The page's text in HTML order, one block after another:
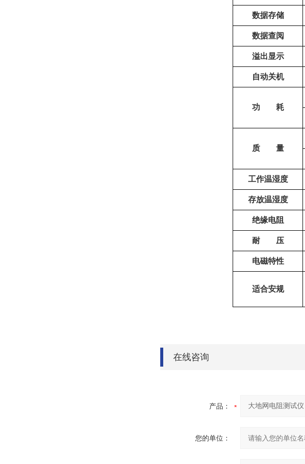
数据存储
数据查阅
溢出显示
自动关机
功 耗
质 量
工作温湿度
存放温湿度
绝缘电阻
耐 压
电磁特性
适合安规
在线咨询
产品：
您的单位：